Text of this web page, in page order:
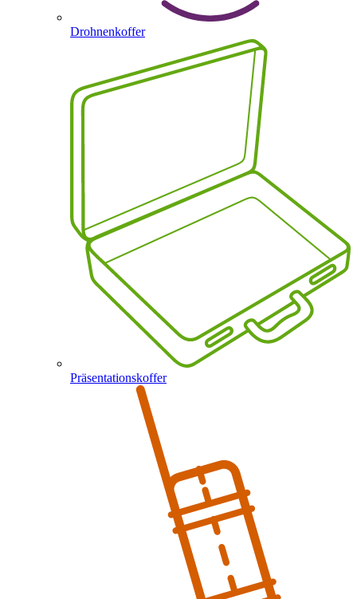
Drohnenkoffer
Präsentationskoffer